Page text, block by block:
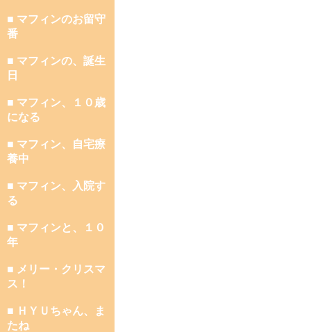
■ マフィンのお留守
番
■ マフィンの、誕生
日
■ マフィン、１０歳
になる
■ マフィン、自宅療
養中
■ マフィン、入院す
る
■ マフィンと、１０
年
■ メリー・クリスマ
ス！
■ ＨＹＵちゃん、ま
たね